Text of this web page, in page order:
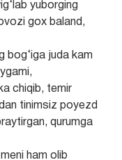
yuborging
gox baland,
bog‘iga juda kam
chiqib, temir
tinimsiz poyezd
qurumga
ham olib